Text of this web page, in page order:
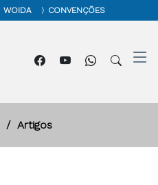
WOIDA CONVENÇÕES
Artigos